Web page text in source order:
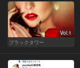
Vol.1
ブラックタワー